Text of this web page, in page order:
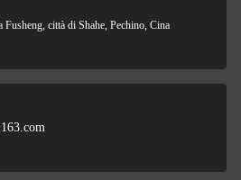
Fusheng, città di Shahe, Pechino, Cina